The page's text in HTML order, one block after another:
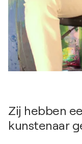
Zij hebben
kunstenaar